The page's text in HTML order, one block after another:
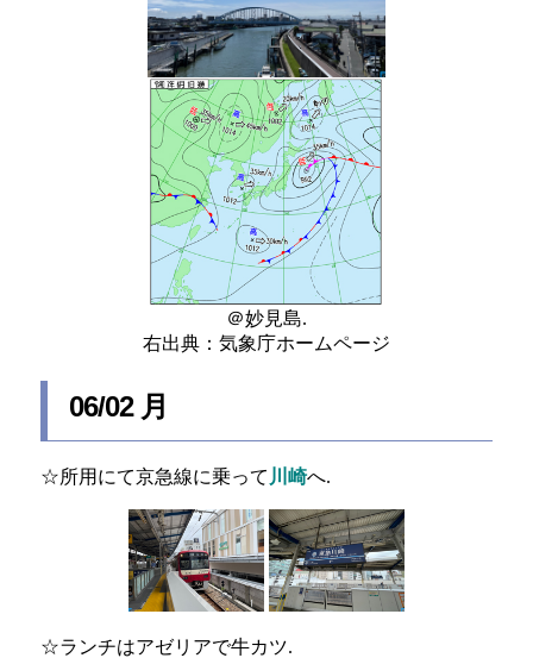
＠妙見島.
右出典：気象庁ホームページ
06/02 月
☆所用にて京急線に乗って 川崎へ.
☆ランチはアゼリアで牛カツ.